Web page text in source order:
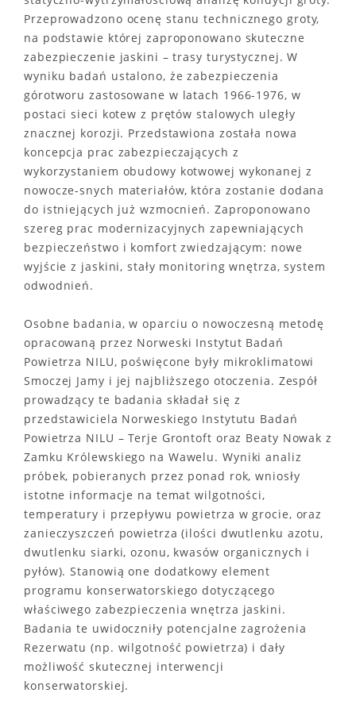
Przeprowadzono ocenę stanu technicznego groty,
na podstawie której zaproponowano skuteczne
zabezpieczenie jaskini – trasy turystycznej. W
wyniku badań ustalono, że zabezpieczenia
górotworu zastosowane w latach 1966-1976, w
postaci sieci kotew z prętów stalowych uległy
znacznej korozji. Przedstawiona została nowa
koncepcja prac zabezpieczających z
wykorzystaniem obudowy kotwowej wykonanej z
nowocze-snych materiałów, która zostanie dodana
do istniejących już wzmocnień. Zaproponowano
szereg prac modernizacyjnych zapewniających
bezpieczeństwo i komfort zwiedzającym: nowe
wyjście z jaskini, stały monitoring wnętrza, system
odwodnień.
Osobne badania, w oparciu o nowoczesną metodę
opracowaną przez Norweski Instytut Badań
Powietrza NILU, poświęcone były mikroklimatowi
Smoczej Jamy i jej najbliższego otoczenia. Zespół
prowadzący te badania składał się z
przedstawiciela Norweskiego Instytutu Badań
Powietrza NILU – Terje Grontoft oraz Beaty Nowak z
Zamku Królewskiego na Wawelu. Wyniki analiz
próbek, pobieranych przez ponad rok, wniosły
istotne informacje na temat wilgotności,
temperatury i przepływu powietrza w grocie, oraz
zanieczyszczeń powietrza (ilości dwutlenku azotu,
dwutlenku siarki, ozonu, kwasów organicznych i
pyłów). Stanowią one dodatkowy element
programu konserwatorskiego dotyczącego
właściwego zabezpieczenia wnętrza jaskini.
Badania te uwidoczniły potencjalne zagrożenia
Rezerwatu (np. wilgotność powietrza) i dały
możliwość skutecznej interwencji
konserwatorskiej.